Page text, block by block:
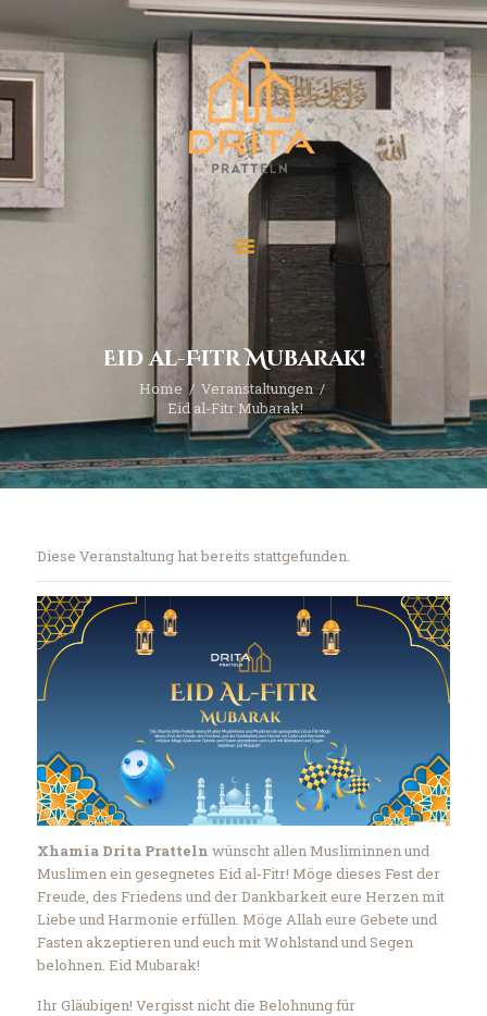
Eid al-Fitr Mubarak!
Home
Veranstaltungen
Eid al-Fitr Mubarak!
Start
Über “Drita”
Veranstaltungen
Diese Veranstaltung hat bereits stattgefunden.
Xhamia Drita Pratteln wünscht allen Musliminnen und
Muslimen ein gesegnetes Eid al-Fitr! Möge dieses Fest der
Freude, des Friedens und der Dankbarkeit eure Herzen mit
Liebe und Harmonie erfüllen. Möge Allah eure Gebete und
Fasten akzeptieren und euch mit Wohlstand und Segen
belohnen. Eid Mubarak!
Ihr Gläubigen! Vergisst nicht die Belohnung für